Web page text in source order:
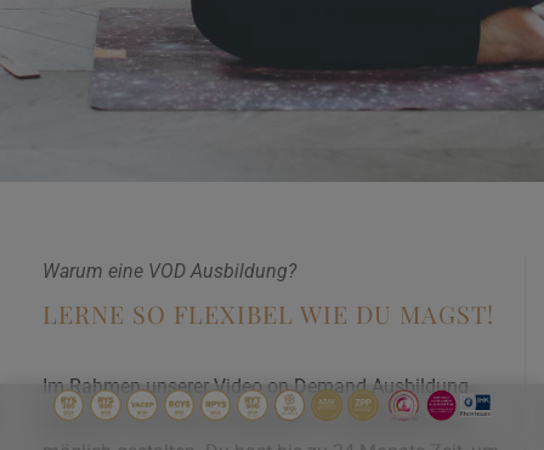
Warum eine VOD Ausbildung?
LERNE SO FLEXIBEL WIE DU MAGST!
Im Rahmen unserer Video on Demand Ausbildung
kannst Du Dir Deine Studienzeit so individuell wie